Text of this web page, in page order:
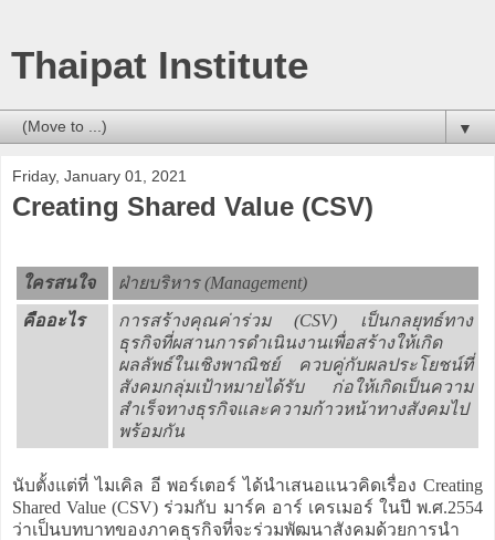
Thaipat Institute
▼
Friday, January 01, 2021
Creating Shared Value (CSV)
ใครสนใจ
ฝ่ายบริหาร (Management)
คืออะไร
การสร้างคุณค่าร่วม (CSV) เป็นกลยุทธ์ทาง
ธุรกิจที่ผสานการดำเนินงานเพื่อสร้างให้เกิด
ผลลัพธ์ในเชิงพาณิชย์ ควบคู่กับผลประโยชน์ที่
สังคมกลุ่มเป้าหมายได้รับ ก่อให้เกิดเป็นความ
สำเร็จทางธุรกิจและความก้าวหน้าทางสังคมไป
พร้อมกัน
นับตั้งแต่ที่ ไมเคิล อี พอร์เตอร์ ได้นำเสนอแนวคิดเรื่อง Creating
Shared Value (CSV) ร่วมกับ มาร์ค อาร์ เครเมอร์ ในปี พ.ศ.2554
ว่าเป็นบทบาทของภาคธุรกิจที่จะร่วมพัฒนาสังคมด้วยการนำ